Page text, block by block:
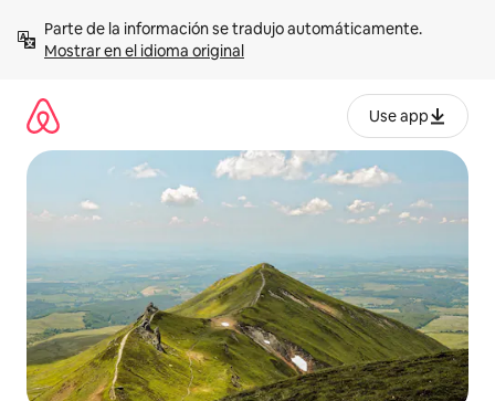
contenidoMostrar en el idioma original
Use app